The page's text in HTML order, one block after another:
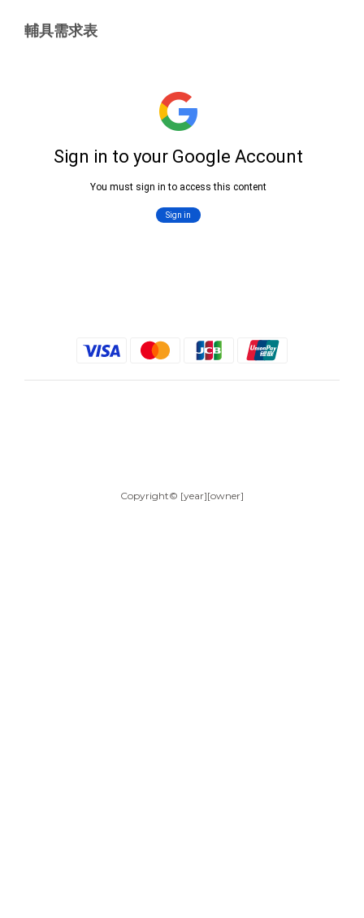
輔具需求表
Copyright© [year][owner]